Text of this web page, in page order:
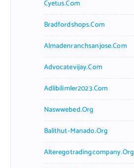
Cyetus.com
Bradfordshops.com
Almadenranchsanjose.com
Advocatevijay.com
Adlibilimler2023.com
Naswwebed.org
Balithut-Manado.org
Alteregotradingcompany.org